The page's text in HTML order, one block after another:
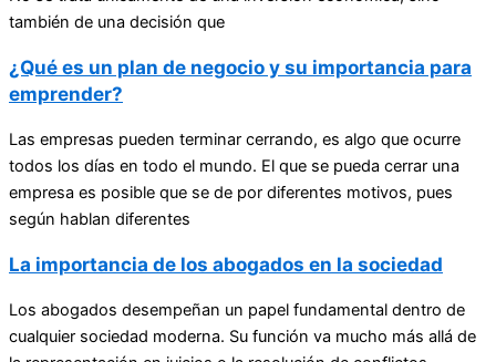
también de una decisión que
¿Qué es un plan de negocio y su importancia para
emprender?
Las empresas pueden terminar cerrando, es algo que ocurre
todos los días en todo el mundo. El que se pueda cerrar una
empresa es posible que se de por diferentes motivos, pues
según hablan diferentes
La importancia de los abogados en la sociedad
Los abogados desempeñan un papel fundamental dentro de
cualquier sociedad moderna. Su función va mucho más allá de